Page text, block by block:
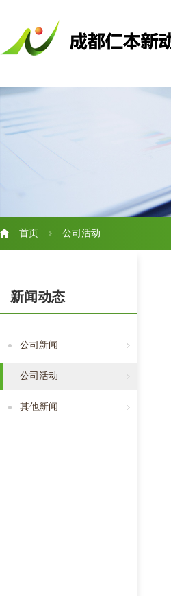
首页 公司活动
新闻动态
公司新闻
公司活动
其他新闻